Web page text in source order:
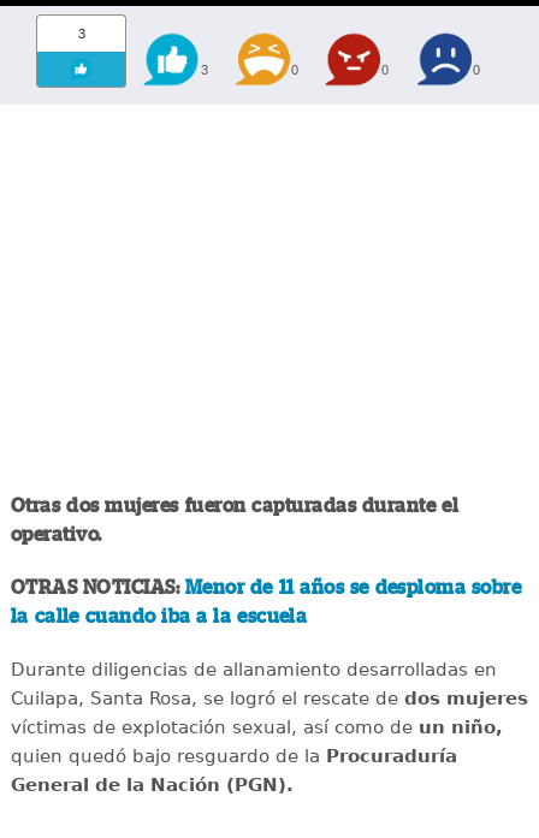
3
3 0 0 0
Otras dos mujeres fueron capturadas durante el
operativo.
OTRAS NOTICIAS: Menor de 11 años se desploma sobre
la calle cuando iba a la escuela
Durante diligencias de allanamiento desarrolladas en
Cuilapa, Santa Rosa, se logró el rescate de dos mujeres
víctimas de explotación sexual, así como de un niño,
quien quedó bajo resguardo de la Procuraduría
General de la Nación (PGN).